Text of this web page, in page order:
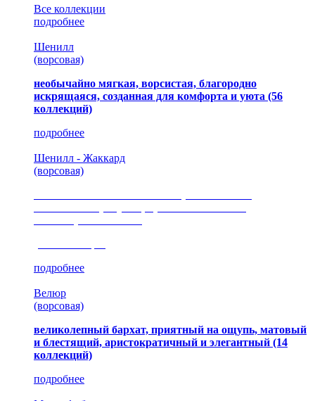
Все коллекции
подробнее
Шенилл
(ворсовая)
необычайно мягкая, ворсистая, благородно
искрящаяся, созданная для комфорта и уюта (56
коллекций)
подробнее
Шенилл - Жаккард
(ворсовая)
подробнее
Велюр
(ворсовая)
великолепный бархат, приятный на ощупь, матовый
и блестящий, аристократичный и элегантный (14
коллекций)
подробнее